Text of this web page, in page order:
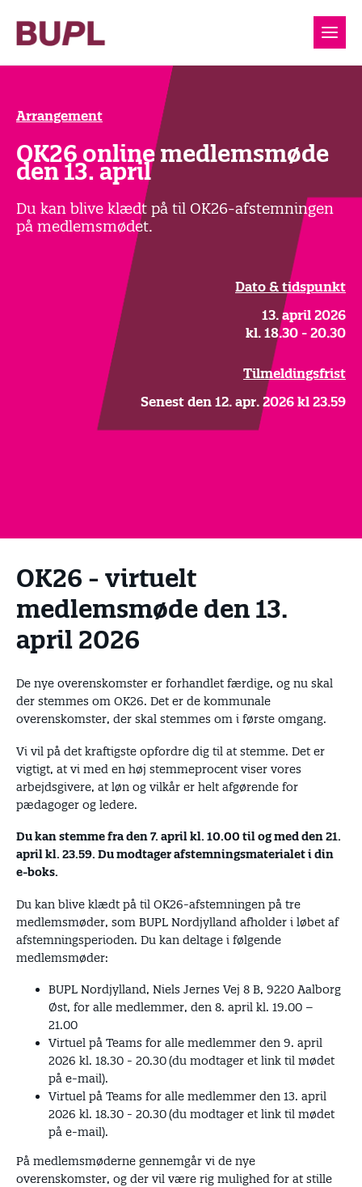
Arrangement
OK26 online medlemsmøde
den 13. april
Du kan blive klædt på til OK26-afstemningen
på medlemsmødet.
Dato & tidspunkt
13. april 2026
kl. 18.30 - 20.30
Tilmeldingsfrist
Senest den 12. apr. 2026 kl 23.59
OK26 - virtuelt
medlemsmøde den 13.
april 2026
De nye overenskomster er forhandlet færdige, og nu skal
der stemmes om OK26. Det er de kommunale
overenskomster, der skal stemmes om i første omgang.
Vi vil på det kraftigste opfordre dig til at stemme. Det er
vigtigt, at vi med en høj stemmeprocent viser vores
arbejdsgivere, at løn og vilkår er helt afgørende for
pædagoger og ledere.
Du kan stemme fra den 7. april kl. 10.00 til og med den 21.
april kl. 23.59. Du modtager afstemningsmaterialet i din
e-boks.
Du kan blive klædt på til OK26-afstemningen på tre
medlemsmøder, som BUPL Nordjylland afholder i løbet af
afstemningsperioden. Du kan deltage i følgende
medlemsmøder:
BUPL Nordjylland, Niels Jernes Vej 8 B, 9220 Aalborg
Øst, for alle medlemmer, den 8. april kl. 19.00 –
21.00
Virtuel på Teams for alle medlemmer den 9. april
2026 kl. 18.30 - 20.30(du modtager et link til mødet
på e-mail).
Virtuel på Teams for alle medlemmer den 13. april
2026 kl. 18.30 - 20.30(du modtager et link til mødet
på e-mail).
På medlemsmøderne gennemgår vi de nye
overenskomster, og der vil være rig mulighed for at stille